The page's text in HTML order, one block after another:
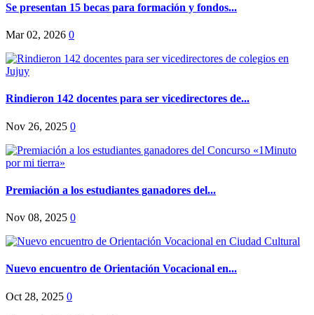
Se presentan 15 becas para formación y fondos...
Mar 02, 2026 0
Rindieron 142 docentes para ser vicedirectores de...
Nov 26, 2025 0
Premiación a los estudiantes ganadores del...
Nov 08, 2025 0
Nuevo encuentro de Orientación Vocacional en...
Oct 28, 2025 0